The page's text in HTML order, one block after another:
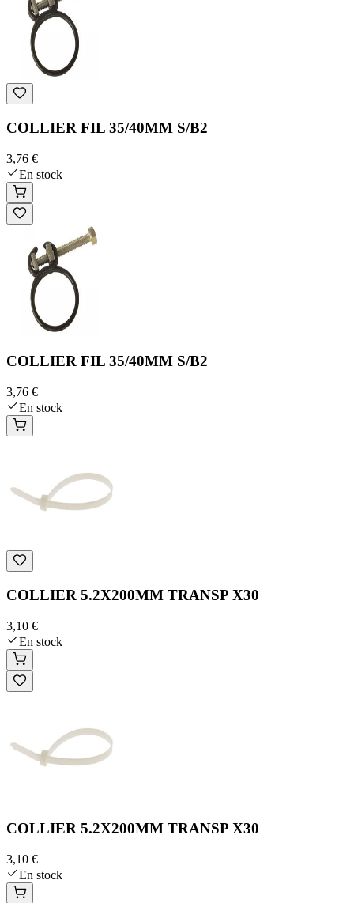
COLLIER FIL 35/40MM S/B2
3,76 €
En stock
COLLIER FIL 35/40MM S/B2
3,76 €
En stock
COLLIER 5.2X200MM TRANSP X30
3,10 €
En stock
COLLIER 5.2X200MM TRANSP X30
3,10 €
En stock